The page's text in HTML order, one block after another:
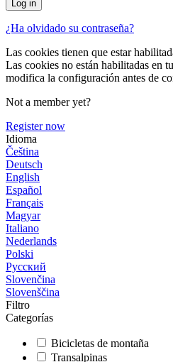
¿Ha olvidado su contraseña?
Las cookies tienen que estar
Las cookies no están habilitadas en
modifica la configuración antes de
Not a member yet?
Register now
Idioma
Čeština
Deutsch
English
Español
Français
Magyar
Italiano
Nederlands
Polski
Русский
Slovenčina
Slovenščina
Filtro
Categorías
Bicicletas de montaña
Transalpinas